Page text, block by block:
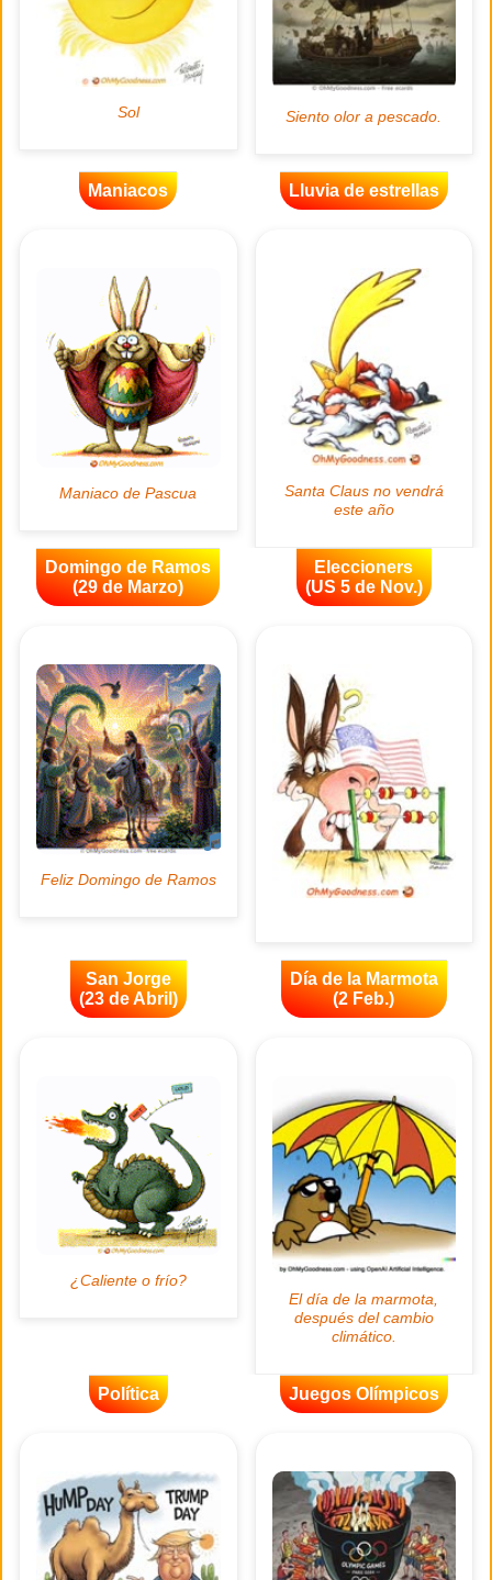
Maniacos Lluvia de estrellas
Domingo de Ramos
(29 de Marzo)
Eleccioners
(US 5 de Nov.)
San Jorge
(23 de Abril)
Día de la Marmota
(2 Feb.)
Política Juegos Olímpicos